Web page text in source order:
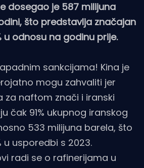
dosegao je 587 milijuna
što predstavlja značajan
u odnosu na godinu prije.
sankcijama! Kina je
mogu zahvaliti jer
za naftom znači i iranski
čak 91% ukupnog iranskog
533 milijuna barela, što
usporedbi s 2023.
radi se o rafinerijama u